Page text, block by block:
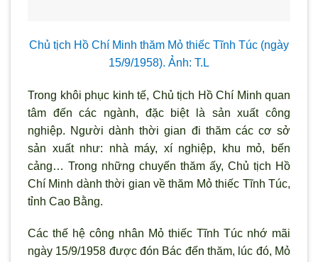
Chủ tịch Hồ Chí Minh thăm Mỏ thiếc Tĩnh Túc (ngày
15/9/1958). Ảnh: T.L
Trong khôi phục kinh tế, Chủ tịch Hồ Chí Minh quan
tâm đến các ngành, đặc biệt là sản xuất công
nghiệp. Người dành thời gian đi thăm các cơ sở
sản xuất như: nhà máy, xí nghiệp, khu mỏ, bến
cảng… Trong những chuyến thăm ấy, Chủ tịch Hồ
Chí Minh dành thời gian về thăm Mỏ thiếc Tĩnh Túc,
tỉnh Cao Bằng.
Các thế hệ công nhân Mỏ thiếc Tĩnh Túc nhớ mãi
ngày 15/9/1958 được đón Bác đến thăm, lúc đó, Mỏ